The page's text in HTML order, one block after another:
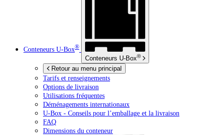
Conteneurs U-Box®
Conteneurs U-Box®
Retour au menu principal
Tarifs et renseignements
Options de livraison
Utilisations fréquentes
Déménagements internationaux
U-Box - Conseils pour l’emballage et la livraison
FAQ
Dimensions du conteneur